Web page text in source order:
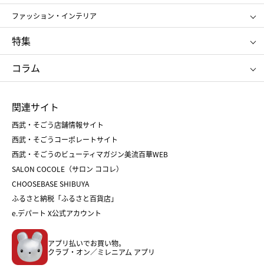
お中元
お歳暮
ポール&ジョー ボーテ
ジルスチュアート
NARS
RMK
クリニーク
SK-Ⅱ
アンリ・シャルパンティエ
ゴディバ
新宿高野
たねや
ねんりん家
ファッション・インテリア
ポロ ラルフ ローレン
タケオ キクチ
ママ＆キッズ
シュタイフ
特集
お中元
ひな人形
五月人形
父の日
クリスマスケーキ
ホワイトデー
コラム
菓子折り
和菓子
人気のギフト
バレンタイン
ホワイトデー
おせち
フード
ホーム・キッチン＆アート
関連サイト
西武・そごう店舗情報サイト
西武・そごうコーポレートサイト
西武・そごうのビューティマガジン美流百華WEB
SALON COCOLE（サロン ココレ）
CHOOSEBASE SHIBUYA
ふるさと納税「ふるさと百貨店」
e.デパート X公式アカウント
アプリ払いでお買い物。
クラブ・オン／ミレニアム アプリ